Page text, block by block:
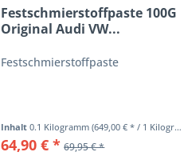
Festschmierstoffpaste 100G
Original Audi VW...
Festschmierstoffpaste
Inhalt0.1 Kilogramm(649,00 € * / 1 Kilogramm)
64,90 € * 69,95 € *